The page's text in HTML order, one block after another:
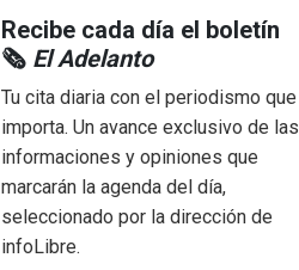
Recibe cada día el boletín
🗞️ El Adelanto
Tu cita diaria con el periodismo que
importa. Un avance exclusivo de las
informaciones y opiniones que
marcarán la agenda del día,
seleccionado por la dirección de
infoLibre.